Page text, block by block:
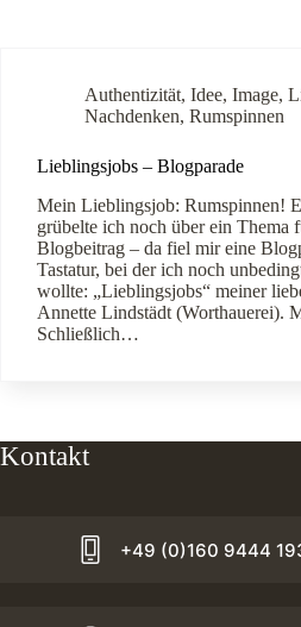
Authentizität, Idee, Image,
Nachdenken, Rumspinnen
Lieblingsjobs – Blogparade
Mein Lieblingsjob: Rumspinnen!
grübelte ich noch über ein Thema
Blogbeitrag – da fiel mir eine
Tastatur, bei der ich noch
wollte: „Lieblingsjobs“ meiner
Annette Lindstädt (Worthauerei).
Schließlich…
Kontakt
+49 (0)160 9444